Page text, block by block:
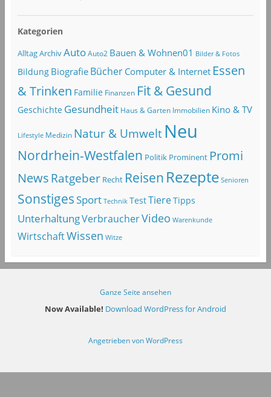
Kategorien
AlltagArchivAuto Auto2 Bauen & Wohnen01 Bilder & Fotos
Bildung Biografie Bücher Computer & Internet Essen
& Trinken Familie Finanzen Fit & Gesund
Geschichte Gesundheit Haus & Garten Immobilien Kino & TV
Lifestyle Medizin Natur & Umwelt Neu
Nordrhein-Westfalen Politik Prominent Promi
NewsRatgeber Recht Reisen Rezepte Senioren
SonstigesSport Technik TestTiereTipps
UnterhaltungVerbraucherVideo Warenkunde
WirtschaftWissen Witze
Ganze Seite ansehen
Now Available! Download WordPress for Android
Angetrieben von WordPress